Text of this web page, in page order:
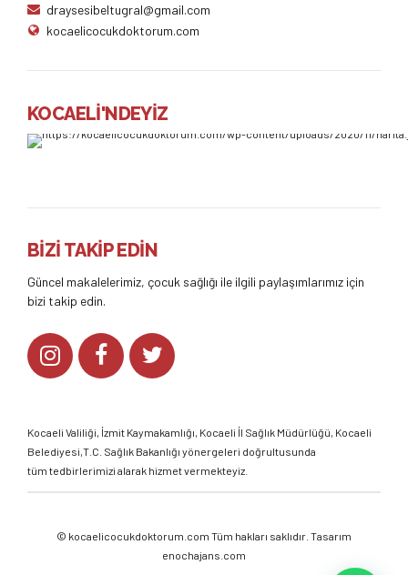
draysesibeltugral@gmail.com
kocaelicocukdoktorum.com
KOCAELİ'NDEYİZ
BİZİ TAKİP EDİN
Güncel makalelerimiz, çocuk sağlığı ile ilgili paylaşımlarımız için
bizi takip edin.
Kocaeli Valiliği, İzmit Kaymakamlığı, Kocaeli İl Sağlık Müdürlüğü, Kocaeli
Belediyesi,T.C. Sağlık Bakanlığı yönergeleri doğrultusunda
tüm tedbirlerimizi alarak hizmet vermekteyiz.
© kocaelicocukdoktorum.com Tüm hakları saklıdır. Tasarım
enochajans.com